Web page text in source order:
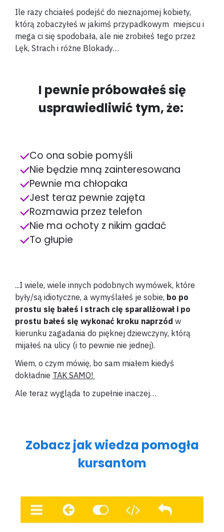
Ile razy chciałeś podejść do nieznajomej kobiety,
którą zobaczyłeś w jakimś przypadkowym miejscu i
mega ci się spodobała, ale nie zrobiłeś tego przez
Lęk, Strach i różne Blokady…
I pewnie próbowałeś się
usprawiedliwić tym, że:
Co ona sobie pomyśli
Nie będzie mną zainteresowana
Pewnie ma chłopaka
Jest teraz pewnie zajęta
Rozmawia przez telefon
Nie ma ochoty z nikim gadać
To głupie
...I wiele, wiele innych podobnych wymówek, które
były/są idiotyczne, a wymyślałeś je sobie, bo po
prostu się bałeś i strach cię sparaliżował i po
prostu bałeś się wykonać kroku naprzód w
kierunku zagadania do pięknej dziewczyny, którą
mijałeś na ulicy (i to pewnie nie jednej).
Wiem, o czym mówię, bo sam miałem kiedyś
dokładnie TAK SAMO!
Ale teraz wygląda to zupełnie inaczej…
Zobacz jak wiedza pomogła
kursantom